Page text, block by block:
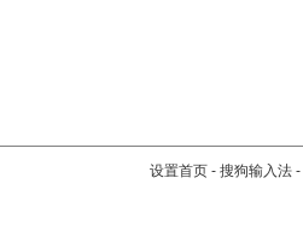
设置首页 - 搜狗输入法 -